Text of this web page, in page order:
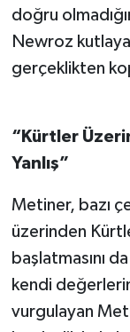
doğru
Newroz
gerçeklikten
“Kürtler
Yanlış”
Metiner, bazı
üzerinden
başlatmasını
kendi
vurgulayan